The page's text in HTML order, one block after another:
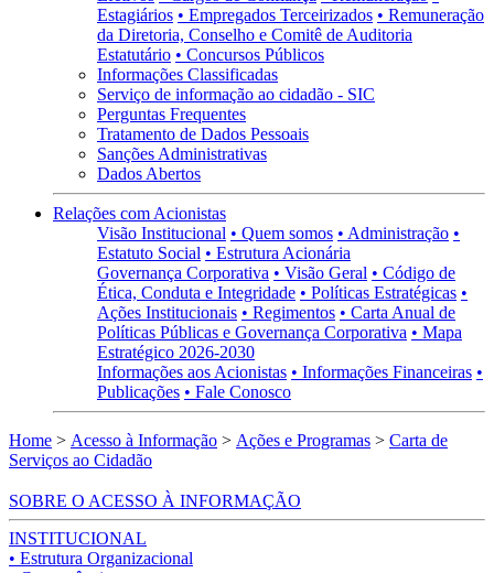
Estagiários • Empregados Terceirizados • Remuneração
da Diretoria, Conselho e Comitê de Auditoria
Estatutário • Concursos Públicos
Informações Classificadas
Serviço de informação ao cidadão - SIC
Perguntas Frequentes
Tratamento de Dados Pessoais
Sanções Administrativas
Dados Abertos
Relações com Acionistas
Visão Institucional • Quem somos • Administração •
Estatuto Social • Estrutura Acionária
Governança Corporativa • Visão Geral • Código de
Ética, Conduta e Integridade • Políticas Estratégicas •
Ações Institucionais • Regimentos • Carta Anual de
Políticas Públicas e Governança Corporativa • Mapa
Estratégico 2026-2030
Informações aos Acionistas • Informações Financeiras •
Publicações • Fale Conosco
Home > Acesso à Informação > Ações e Programas > Carta de
Serviços ao Cidadão
SOBRE O ACESSO À INFORMAÇÃO
INSTITUCIONAL
• Estrutura Organizacional